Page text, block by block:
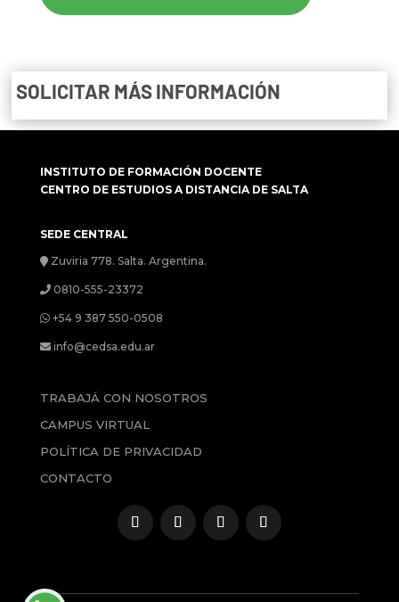
SOLICITAR MÁS INFORMACIÓN
INSTITUTO DE FORMACIÓN DOCENTE
CENTRO DE ESTUDIOS A DISTANCIA DE SALTA
SEDE CENTRAL
Zuviria 778. Salta. Argentina.
0810-555-23372
+54 9 387 550-0508
info@cedsa.edu.ar
TRABAJÁ CON NOSOTROS
CAMPUS VIRTUAL
POLÍTICA DE PRIVACIDAD
CONTACTO